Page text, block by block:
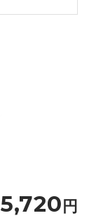
5,720円